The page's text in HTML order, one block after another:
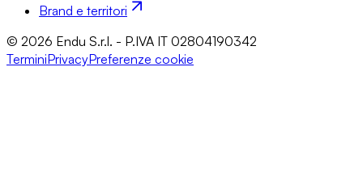
Brand e territori
© 2026 Endu S.r.l. - P.IVA IT 02804190342
TerminiPrivacyPreferenze cookie